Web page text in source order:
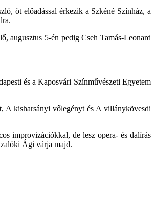
öt előadással érkezik a Szkéné Színház, a
augusztus 5-én pedig Cseh Tamás-Leonard
és a Kaposvári Színművészeti Egyetem
A kisharsányi vőlegényt és A villánykövesdi
improvizációkkal, de lesz opera- és dalírás
Ági várja majd.